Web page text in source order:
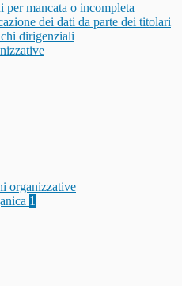
per mancata o incompleta
dei dati da parte dei titolari
dirigenziali
organizzative
1